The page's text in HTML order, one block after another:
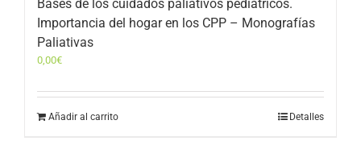
Bases de los cuidados paliativos pediátricos.
Importancia del hogar en los CPP – Monografías
Paliativas
0,00€
Añadir al carrito Detalles